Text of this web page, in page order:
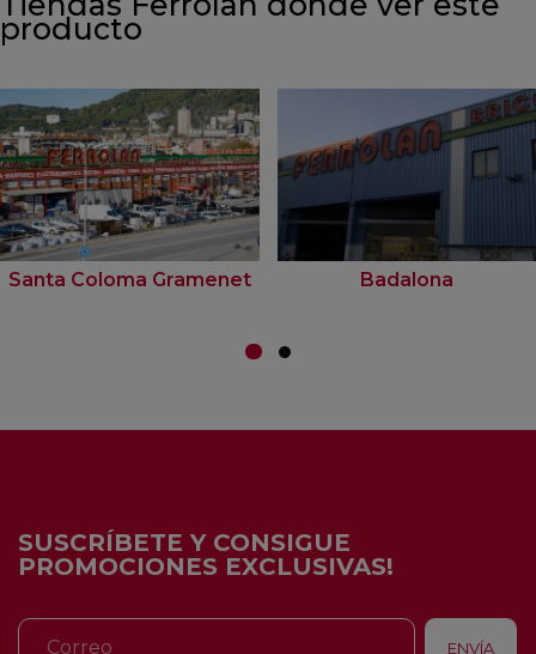
producto
Santa Coloma Gramenet Badalona
SUSCRÍBETE Y CONSIGUE
PROMOCIONES EXCLUSIVAS!